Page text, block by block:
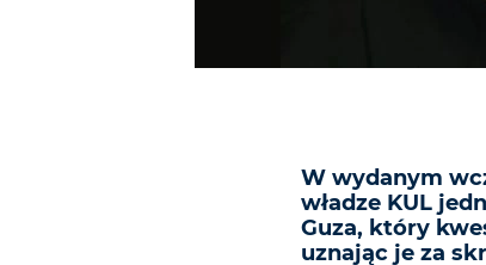
W wydanym
władze KUL
Guza, który
uznając je za